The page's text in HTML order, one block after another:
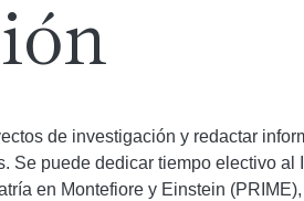
de investigación y redactar
Se puede dedicar tiempo electivo al
en Montefiore y Einstein